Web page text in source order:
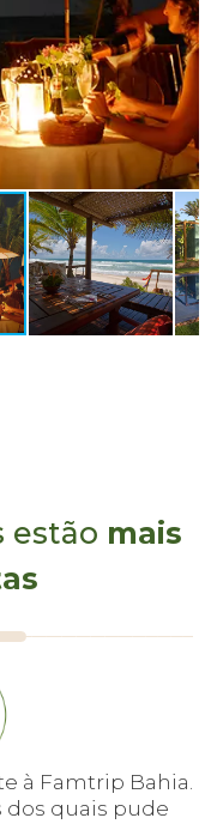
conhecer praias
Também há
com roteiros que levam
atividade na região.
Txai Resort Hotel, em
como spa,
férias de janeiro,
conosco. Temos
de mel e grupos.
estão mais
à Famtrip Bahia.
dos quais pude